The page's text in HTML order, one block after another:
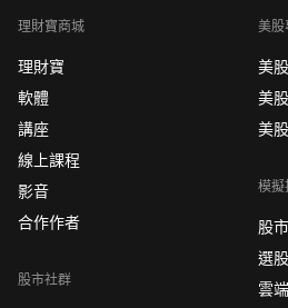
理財寶商城
理財寶
軟體
講座
線上課程
影音
合作作者
股市社群
美股
美
美
美
模擬
股
選
雲